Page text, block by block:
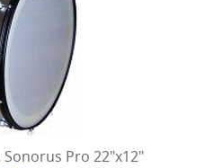
Pro 22"x12"